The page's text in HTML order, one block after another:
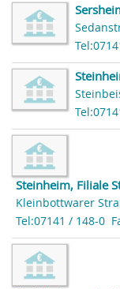
Steinheim, Filiale
Kleinbottwarer
Tel:07141 / 148-0